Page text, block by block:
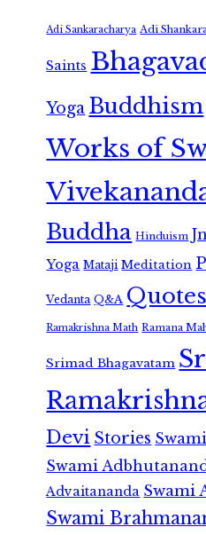
Adi Sankaracharya Adi
Saints
Yoga Buddhism
Works of
Buddha Hinduism
Yoga Mataji Meditation
Vedanta Q&A Quotes
Ramakrishna Math Ramana
Srimad Bhagavatam
Devi Stories
Swami
Advaitananda Swami
Swami